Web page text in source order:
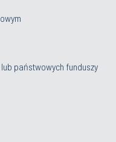
państwowych funduszy